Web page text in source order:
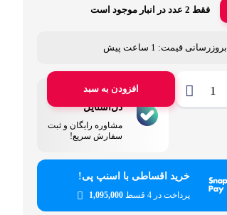
فقط 2 عدد در انبار موجود است
بروزرسانی قیمت: 1 ساعت پیش
افزودن به سبد
پشتیبانی
دل‌استایل
مشاوره رایگان و ثبت
سفارش سریع!
خرید اقساطی با اسنپ پی!
پرداخت در 4 قسط 1,095,000